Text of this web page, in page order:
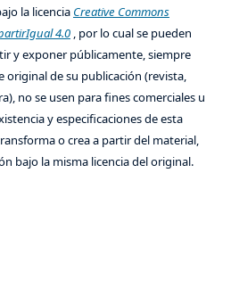
la licencia Creative Commons
4.0, por lo cual se pueden
y exponer públicamente, siempre
original de su publicación (revista,
no se usen para fines comerciales u
y especificaciones de esta
o crea a partir del material,
bajo la misma licencia del original.